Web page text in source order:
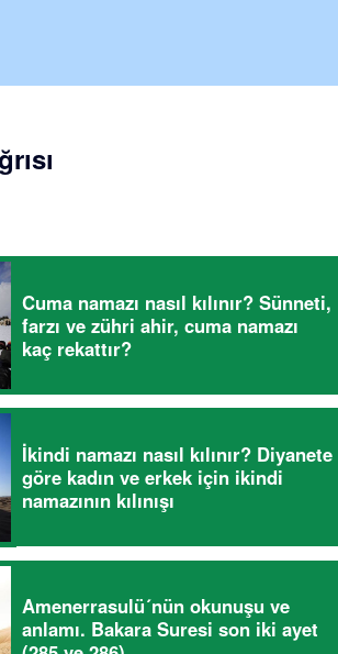
Cuma namazı nasıl kılınır? Sünneti,
farzı ve zühri ahir, cuma namazı
kaç rekattır?
İkindi namazı nasıl kılınır? Diyanete
göre kadın ve erkek için ikindi
namazının kılınışı
Amenerrasulü´nün okunuşu ve
anlamı. Bakara Suresi son iki ayet